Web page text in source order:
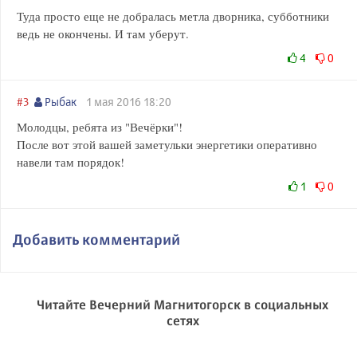
Туда просто еще не добралась метла дворника, субботники
ведь не окончены. И там уберут.
4 0
#3 Рыбак 1 мая 2016 18:20
Молодцы, ребята из "Вечёрки"!
После вот этой вашей заметульки энергетики оперативно
навели там порядок!
1 0
Добавить комментарий
Читайте Вечерний Магнитогорск в социальных
сетях